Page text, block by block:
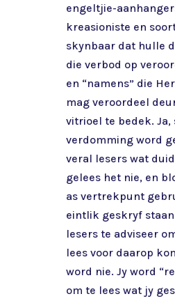
engeltjie-
kreasioniste en
skynbaar dat hulle
die verbod op
en “namens” die
mag veroordeel
vitrioel te bedek. Ja,
verdomming word
veral lesers wat
gelees het nie, en
as vertrekpunt
eintlik geskryf
lesers te adviseer
lees voor daarop
word nie. Jy word
om te lees wat jy